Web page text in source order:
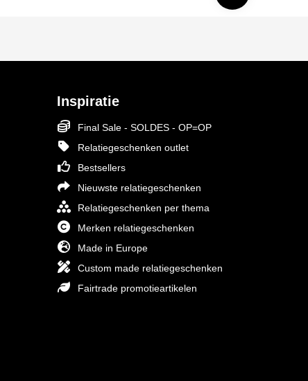
Inspiratie
Final Sale - SOLDES - OP=OP
Relatiegeschenken outlet
Bestsellers
Nieuwste relatiegeschenken
Relatiegeschenken per thema
Merken relatiegeschenken
Made in Europe
Custom made relatiegeschenken
Fairtrade promotieartikelen